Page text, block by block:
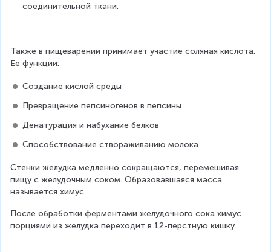
соединительной ткани.
Также в пищеварении принимает участие соляная кислота.
Ее функции:
Создание кислой среды
Превращение пепсиногенов в пепсины
Денатурация и набухание белков
Способствование створаживанию молока
Стенки желудка медленно сокращаются, перемешивая
пищу с желудочным соком. Образовавшаяся масса
называется химус.
После обработки ферментами желудочного сока химус
порциями из желудка переходит в 12-перстную кишку.